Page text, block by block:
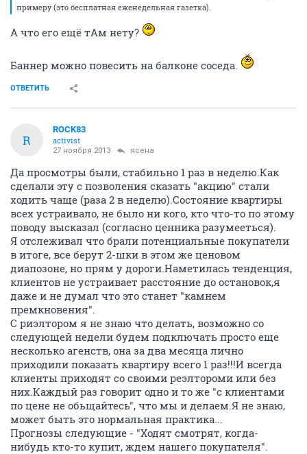
примеру (это бесплатная еженедельная газетка).
А что его ещё тАм нету?
Баннер можно повесить на балконе соседа.
ОТВЕТИТЬ
R
ROCK83
activist
27 ноября 2013 ясена
Да просмотры были, стабильно 1 раз в неделю.Как
сделали эту с позволения сказать "акцию" стали
ходить чаще (раза 2 в неделю).Состояние квартиры
всех устраивало, не было ни кого, кто что-то по этому
поводу высказал (согласно ценника разумееться).
Я отслеживал что брали потенциальные покупатели
в итоге, все берут 2-шки в этом же ценовом
диапозоне, но прям у дороги.Наметилась тенденция,
клиентов не устраивает расстояние до остановок,я
даже и не думал что это станет "камнем
премкновения".
С риэлтором я не знаю что делать, возможно со
следующей недели будем подключать просто еще
несколько агенств, она за два месяца лично
приходили показать квартиру всего 1 раз!!!И всегда
клиенты приходят со своими реэлтороми или без
них.Каждый раз говорит одно и то же "с клиентами
по цене не обьщайтесь", что мы и делаем.Я не знаю,
может быть это нормальная практика...
Прогнозы следующие - "Ходят смотрят, когда-
нибудь кто-то купит, ждем нашего покупателя".